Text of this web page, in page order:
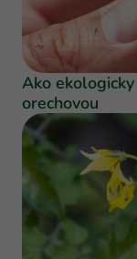
Ako
orechovou